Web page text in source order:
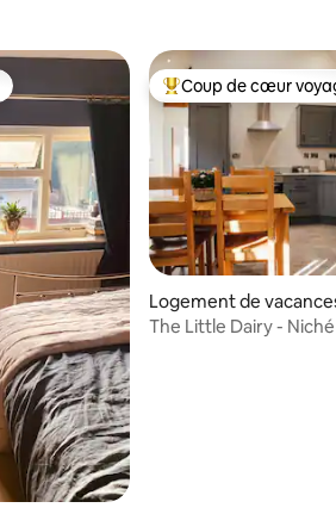
Coups de cœur
Coup de cœur
Logement de
The Little Dairy -